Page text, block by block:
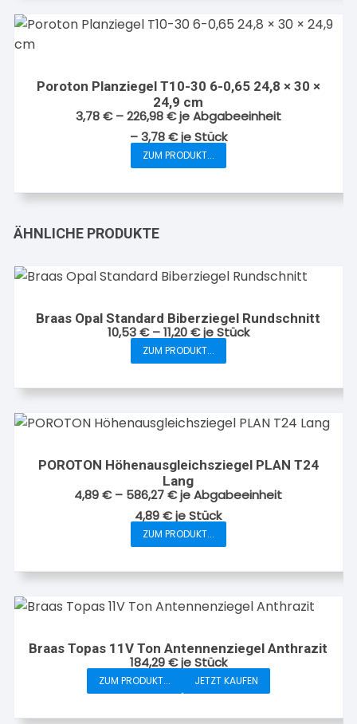
gewählt
mehrere
Optionen
können
auf
der
Produktseite
gewählt
Poroton Planziegel T10-30 6-0,65 24,8 × 30 ×
24,9 cm
3,78€–226,98€je Abgabeeinheit
–3,78€jeStück
ZUM PRODUKT...
Dieses
weist
Die
können
auf
der
gewählt
ÄHNLICHE PRODUKTE
Braas Opal Standard Biberziegel Rundschnitt
10,53€–11,20€je Stück
ZUM PRODUKT...
Dieses
weist
mehrere
Varianten
Die
Optionen
können
auf
der
Produktseite
werden
POROTON Höhenausgleichsziegel PLAN T24
Lang
4,89€– 586,27€je Abgabeeinheit
4,89€jeStück
ZUM PRODUKT...
Dieses
weist
mehrere
Varianten
Die
Optionen
können
auf
Braas Topas 11V Ton Antennenziegel Anthrazit
184,29€je Stück
ZUM PRODUKT... JETZT KAUFEN